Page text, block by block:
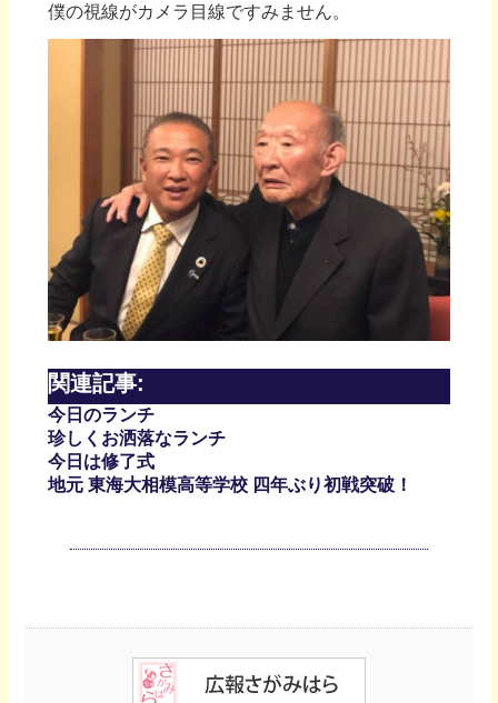
僕の視線がカメラ目線ですみません。
関連記事:
今日のランチ
珍しくお洒落なランチ
今日は修了式
地元 東海大相模高等学校 四年ぶり初戦突破！